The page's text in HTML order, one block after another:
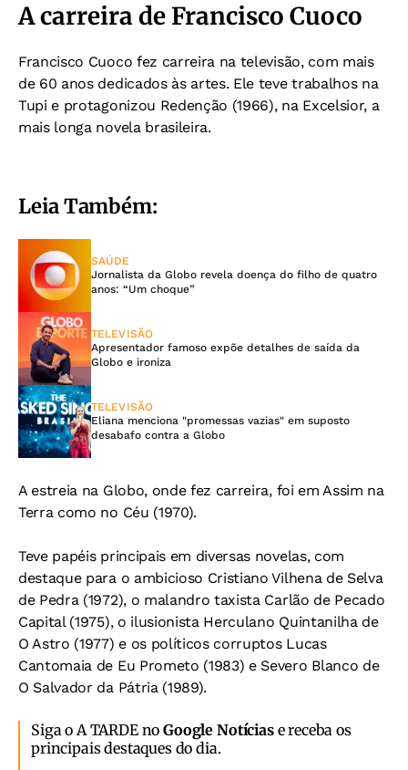
A carreira de Francisco Cuoco
Francisco Cuoco fez carreira na televisão, com mais
de 60 anos dedicados às artes. Ele teve trabalhos na
Tupi e protagonizou Redenção (1966), na Excelsior, a
mais longa novela brasileira.
Leia Também:
SAÚDE
Jornalista da Globo revela doença do filho de quatro
anos: “Um choque”
TELEVISÃO
Apresentador famoso expõe detalhes de saída da
Globo e ironiza
TELEVISÃO
Eliana menciona "promessas vazias" em suposto
desabafo contra a Globo
A estreia na Globo, onde fez carreira, foi em Assim na
Terra como no Céu (1970).
Teve papéis principais em diversas novelas, com
destaque para o ambicioso Cristiano Vilhena de Selva
de Pedra (1972), o malandro taxista Carlão de Pecado
Capital (1975), o ilusionista Herculano Quintanilha de
O Astro (1977) e os políticos corruptos Lucas
Cantomaia de Eu Prometo (1983) e Severo Blanco de
O Salvador da Pátria (1989).
Siga o A TARDE noGoogle Notíciase receba os
principais destaques do dia.